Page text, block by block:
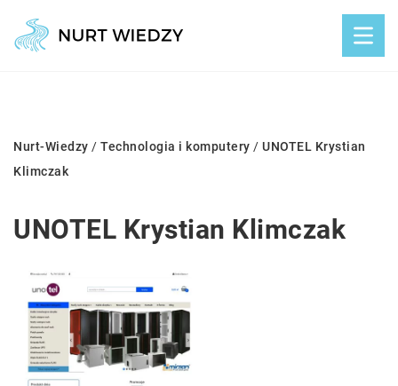
Nurt-Wiedzy / Technologia i komputery / UNOTEL Krystian
Klimczak
UNOTEL Krystian Klimczak